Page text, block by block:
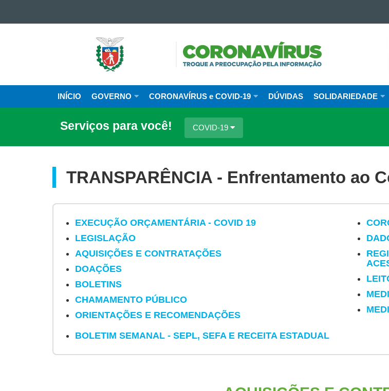
Ir para o conteúdo
CAMPANHA
CORONAVÍRUS
DO
PARANÁ
Navegação
principal
INÍCIO GOVERNO CORONAVÍRUS e COVID-19 DÚVIDAS SOLIDARIEDADE
Serviços para você! COVID-19
TRANSPARÊNCIA - Enfrentamento ao
EXECUÇÃO ORÇAMENTÁRIA - COVID 19
LEGISLAÇÃO
AQUISIÇÕES E CONTRATAÇÕES
DOAÇÕES
BOLETINS
CHAMAMENTO PÚBLICO
ORIENTAÇÕES E RECOMENDAÇÕES
BOLETIM SEMANAL - SEPL, SEFA E RECEITA ESTADUAL